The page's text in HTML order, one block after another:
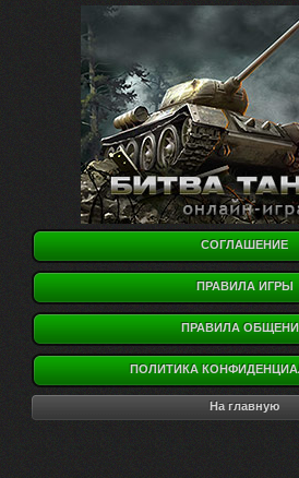
СОГЛАШЕНИЕ
ПРАВИЛА ИГРЫ
ПРАВИЛА
ПОЛИТИКА
На главную